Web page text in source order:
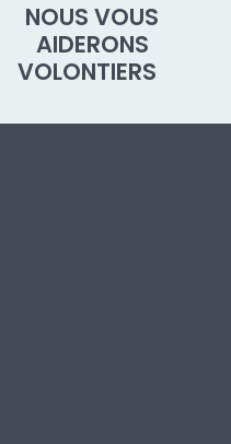
NOUS VOUS
AIDERONS
VOLONTIERS